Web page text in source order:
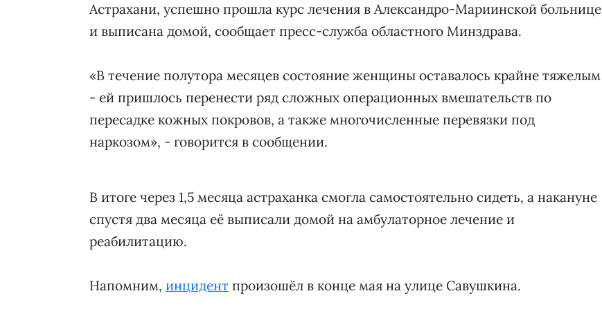
Астрахани, успешно прошла курс лечения в Александро-Мариинской больнице
и выписана домой, сообщает пресс-служба областного Минздрава.
«В течение полутора месяцев состояние женщины оставалось крайне тяжелым
- ей пришлось перенести ряд сложных операционных вмешательств по
пересадке кожных покровов, а также многочисленные перевязки под
наркозом», - говорится в сообщении.
В итоге через 1,5 месяца астраханка смогла самостоятельно сидеть, а накануне
спустя два месяца её выписали домой на амбулаторное лечение и
реабилитацию.
Напомним, инцидент произошёл в конце мая на улице Савушкина.